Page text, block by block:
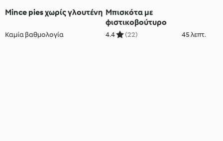
Mince pies χωρίς γλουτένη
Καμία βαθμολογία
Mπισκότα με
φιστικοβούτυρο
4.4 (22) 45 λεπτ.